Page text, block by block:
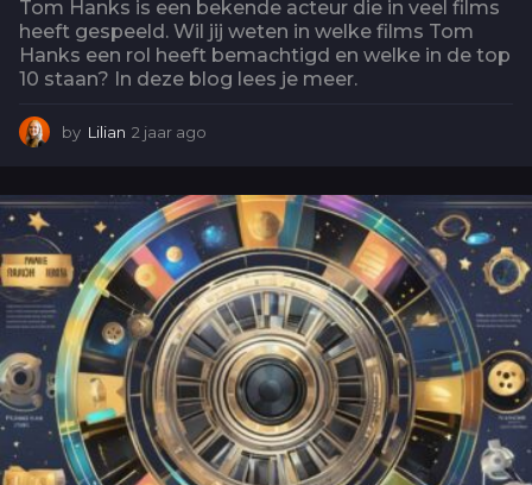
Tom Hanks is een bekende acteur die in veel films
heeft gespeeld. Wil jij weten in welke films Tom
Hanks een rol heeft bemachtigd en welke in de top
10 staan? In deze blog lees je meer.
by Lilian 2 jaar ago
a
r
a
g
o